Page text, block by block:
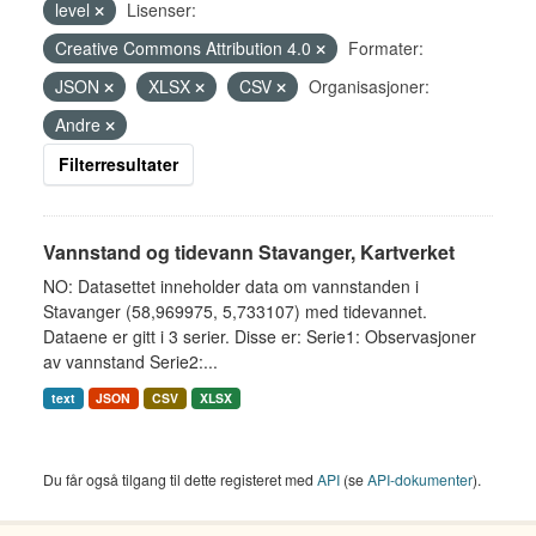
level
Lisenser:
Creative Commons Attribution 4.0
Formater:
JSON
XLSX CSV
Organisasjoner:
Andre
Filterresultater
Vannstand og tidevann Stavanger, Kartverket
NO: Datasettet inneholder data om vannstanden i
Stavanger (58,969975, 5,733107) med tidevannet.
Dataene er gitt i 3 serier. Disse er: Serie1: Observasjoner
av vannstand Serie2:...
text JSON CSV XLSX
Du får også tilgang til dette registeret med API (seAPI-dokumenter).